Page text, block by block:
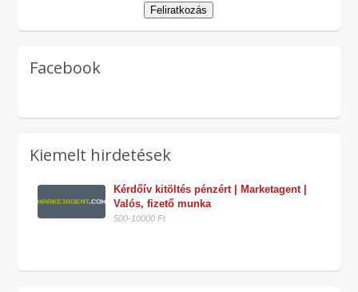
Facebook
Kiemelt hirdetések
Kérdőív kitöltés pénzért | Marketagent |
Valós, fizető munka
500-10000 Ft